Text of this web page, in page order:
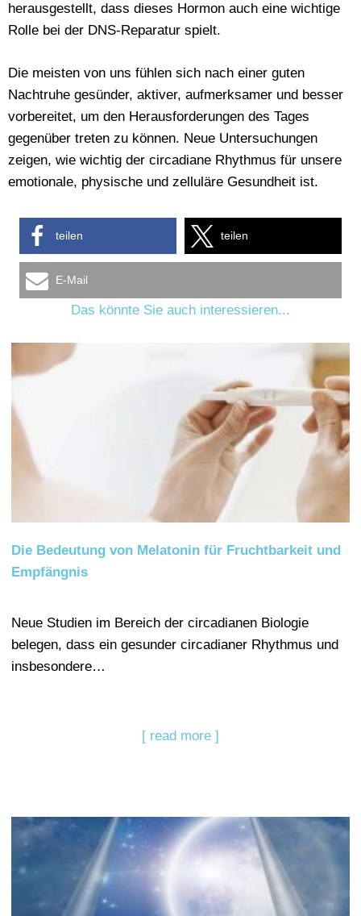
herausgestellt, dass dieses Hormon auch eine wichtige
Rolle bei der DNS-Reparatur spielt.
Die meisten von uns fühlen sich nach einer guten
Nachtruhe gesünder, aktiver, aufmerksamer und besser
vorbereitet, um den Herausforderungen des Tages
gegenüber treten zu können. Neue Untersuchungen
zeigen, wie wichtig der circadiane Rhythmus für unsere
emotionale, physische und zelluläre Gesundheit ist.
teilen teilen
E-Mail
Das könnte Sie auch interessieren...
Die Bedeutung von Melatonin für Fruchtbarkeit und
Empfängnis
Neue Studien im Bereich der circadianen Biologie
belegen, dass ein gesunder circadianer Rhythmus und
insbesondere…
[ read more ]